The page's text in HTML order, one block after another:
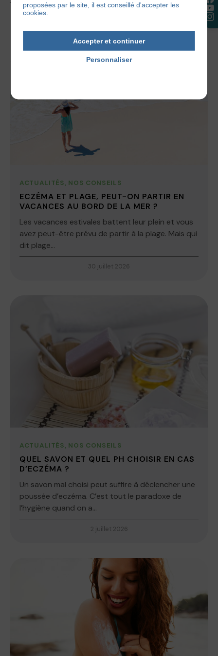
ACTUALITÉS, NOS CONSEILS
ECZÉMA ET PLAGE, PEUT-ON PARTIR EN
VACANCES AU BORD DE LA MER ?
Les vacances estivales battent leur plein et vous
avez peut-être prévu de partir à la plage. Mais qui
dit plage...
30 juillet 2026
ACTUALITÉS, NOS CONSEILS
QUEL SAVON ET QUEL PH CHOISIR EN CAS
D’ECZÉMA ?
Un savon mal choisi peut suffire à déclencher une
poussée d’eczéma. C’est tout le paradoxe de
l’hygiène quand on a...
2 juillet 2026
proposées par le site, il est conseillé d'accepter les
cookies.
Accepter et continuer
Personnaliser